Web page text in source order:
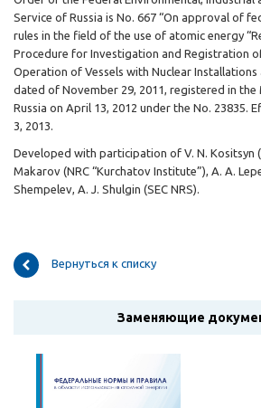
Service of Russia is No. 667 “On approval of
rules in the field of the use of atomic energy
Procedure for Investigation and Registration
Operation of Vessels with Nuclear Installations
dated of November 29, 2011, registered in
Russia on April 13, 2012 under the No. 23835.
3, 2013.
Developed with participation of V. N. Kositsyn
Makarov (NRC “Kurchatov Institute”), A. A.
Shempelev, A. J. Shulgin (SEC NRS).
Вернуться к списку
Заменяющие